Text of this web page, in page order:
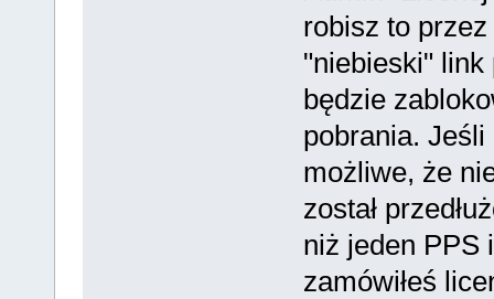
robisz to
"niebieski" link
będzie
pobrania.
możliwe, że
został
niż jeden PPS
zamówiłeś